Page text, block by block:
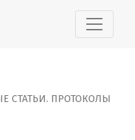
СТАТЬИ. ПРОТОКОЛЫ